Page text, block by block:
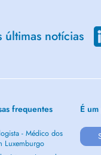
últimas notícias
frequentes
- Médico dos
Luxemburgo
É